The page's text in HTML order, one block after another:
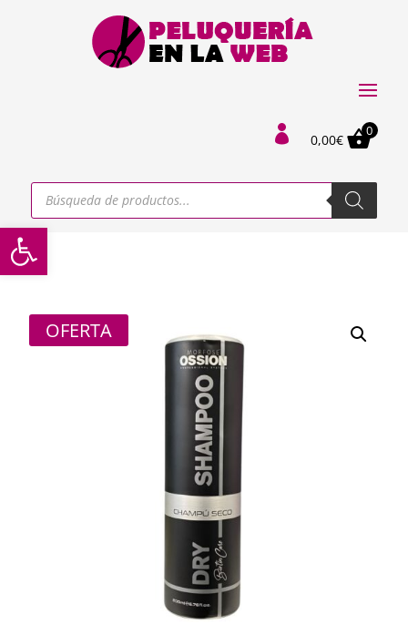
Abrir barra de herramientas
 0,00€
0
Búsqueda
productos
OFERTA